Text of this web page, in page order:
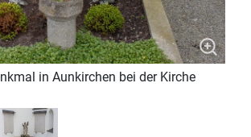
in Aunkirchen bei der Kirche